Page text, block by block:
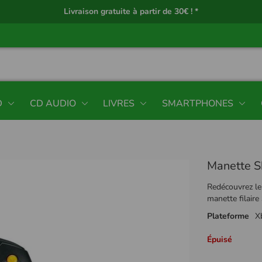
Livraison gratuite à partir de 30€ ! *
CD AUDIO LIVRES SMARTPHONES
Manette
Redécouvrez
manette filaire
Plateforme
Épuisé